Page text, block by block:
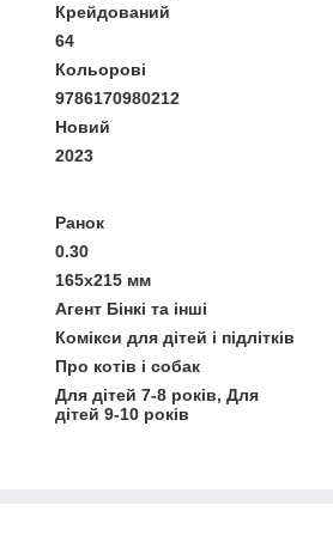
Крейдований
64
Кольорові
9786170980212
Новий
2023
Ранок
0.30
165х215 мм
Агент Бінкі та інші
Комікси для дітей і підлітків
Про котів і собак
Для дітей 7-8 років, Для
дітей 9-10 років